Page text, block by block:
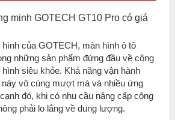
minh GOTECH GT10 Pro có giá
hình của GOTECH, màn hình ô tô
những sản phẩm đứng đầu về công
siêu khỏe. Khả năng vận hành
vô cùng mượt mà và nhiều ứng
đó, khi có nhu cầu nâng cấp công
phải lo lắng về dung lượng.